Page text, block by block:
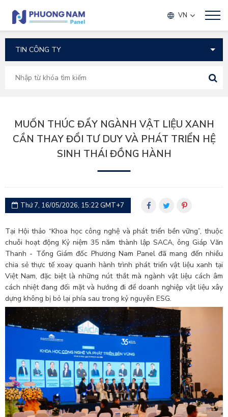
VN
TIN TỨC
MUỐN THÚC ĐẨY NGÀNH VẬT LIỆU XANH
CẦN THAY ĐỔI TƯ DUY VÀ PHÁT TRIỂN HỆ
SINH THÁI ĐỒNG HÀNH
Thứ 7, 16/05/2026, 15:22 GMT+7
Tại Hội thảo “Khoa học công nghệ và phát triển bền vững”, thuộc
chuỗi hoạt động Kỷ niệm 35 năm thành lập SACA, ông Giáp Văn
Thanh - Tổng Giám đốc Phương Nam Panel đã mang đến nhiều
chia sẻ thực tế xoay quanh hành trình phát triển vật liệu xanh tại
Việt Nam, đặc biệt là những nút thắt mà ngành vật liệu cách âm
cách nhiệt đang đối mặt và hướng đi để doanh nghiệp vật liệu xây
dựng không bị bỏ lại phía sau trong kỷ nguyên ESG.